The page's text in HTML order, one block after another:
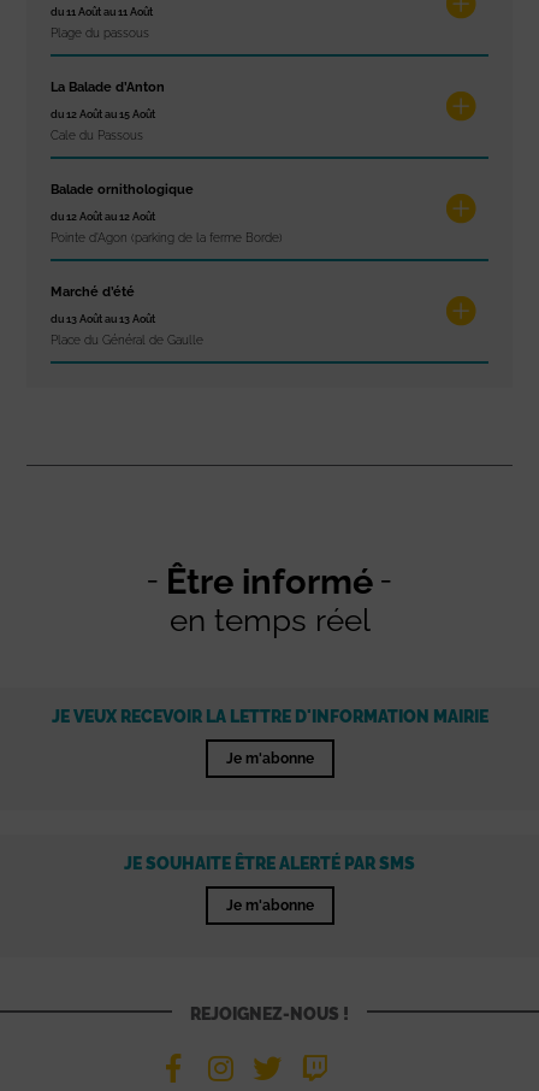
du 11 Août au 11 Août
Plage du passous
La Balade d’Anton
du 12 Août au 15 Août
Cale du Passous
Balade ornithologique
du 12 Août au 12 Août
Pointe d'Agon (parking de la ferme Borde)
Marché d’été
du 13 Août au 13 Août
Place du Général de Gaulle
Être informé
en temps réel
JE VEUX RECEVOIR LA LETTRE D'INFORMATION MAIRIE
Je m'abonne
JE SOUHAITE ÊTRE ALERTÉ PAR SMS
Je m'abonne
REJOIGNEZ-NOUS !